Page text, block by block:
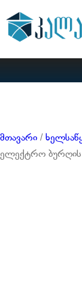
მთავარი /
ელექტრო